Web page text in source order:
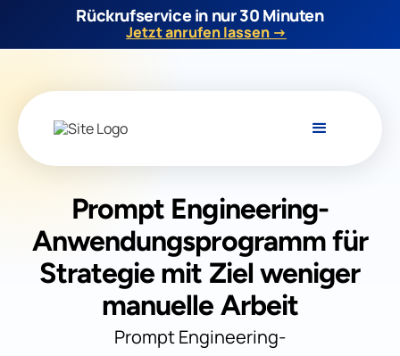
Rückrufservice in nur 30 Minuten
Jetzt anrufen lassen →
Prompt Engineering-
Anwendungsprogramm für
Strategie mit Ziel weniger
manuelle Arbeit
Prompt Engineering-